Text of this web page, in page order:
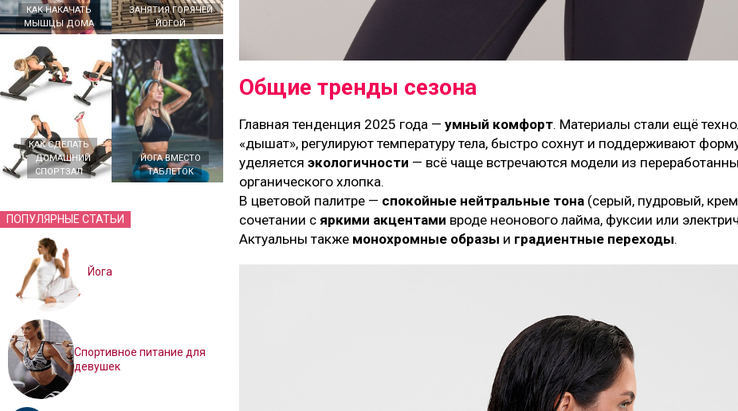
КАК НАКАЧАТЬ
МЫШЦЫ ДОМА
ЗАНЯТИЯ ГОРЯЧЕЙ
ЙОГОЙ
КАК СДЕЛАТЬ
ДОМАШНИЙ
СПОРТЗАЛ
ЙОГА ВМЕСТО
ТАБЛЕТОК
ПОПУЛЯРНЫЕ СТАТЬИ
Йога
Спортивное питание для
девушек
Общие тренды сезона
Главная тенденция 2025 года — умный комфорт. Материалы стали ещё
«дышат», регулируют температуру тела, быстро сохнут и поддерживают
уделяется экологичности — всё чаще встречаются модели из
органического хлопка.
В цветовой палитре — спокойные нейтральные тона (серый, пудровый,
сочетании с яркими акцентами вроде неонового лайма, фуксии или
Актуальны также монохромные образы и градиентные переходы.